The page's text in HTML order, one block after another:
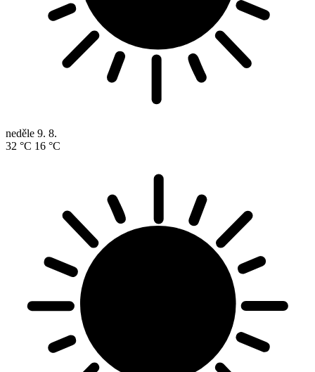
neděle 9. 8.
32 °C 16 °C